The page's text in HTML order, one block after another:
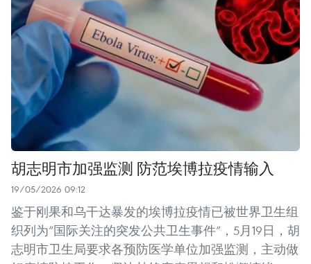
胡志明市加强监测 防范埃博拉疫情输入
19/05/2026 09:12
鉴于刚果和乌干达暴发的埃博拉疫情已被世界卫生组
织列为“国际关注的突发公共卫生事件”，5月19日，胡
志明市卫生局要求各预防医学单位加强监测，主动做